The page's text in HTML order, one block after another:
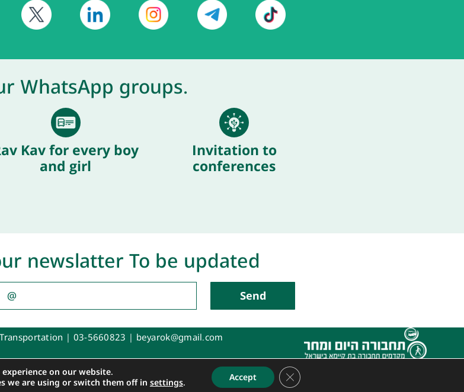
WhatsApp groups.
Kav for every boy
and girl
Invitation to
conferences
newslatter To be updated
Send
| 03-5660823 | beyarok@gmail.com
on our website.
we are using or switch them off in settings. Accept Close GDPR Cookie Banner